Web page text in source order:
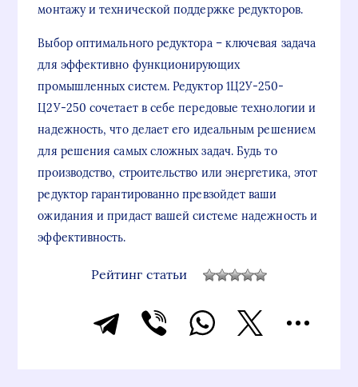
монтажу и технической поддержке редукторов.
Выбор оптимального редуктора – ключевая задача
для эффективно функционирующих
промышленных систем. Редуктор 1Ц2У-250-
Ц2У-250 сочетает в себе передовые технологии и
надежность, что делает его идеальным решением
для решения самых сложных задач. Будь то
производство, строительство или энергетика, этот
редуктор гарантированно превзойдет ваши
ожидания и придаст вашей системе надежность и
эффективность.
Рейтинг статьи